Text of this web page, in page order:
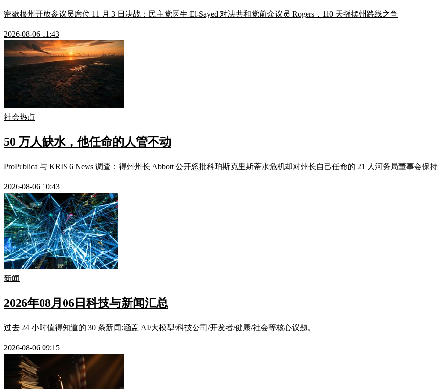
密歇根州开放参议员席位 11 月 3 日决战：民主党医生 El-Sayed 对决共和党前众议员 Rogers，110 天摇摆州路线之争
2026-08-06 11:43
社会热点
50 万人缺水，他任命的人管不动
ProPublica 与 KRIS 6 News 调查：得州州长 Abbott 公开怒批科珀斯克里斯蒂水危机却对州长自己任命的 21 人河务局董事会保
2026-08-06 10:43
新闻
2026年08月06日科技与新闻汇总
过去 24 小时值得知道的 30 条新闻:涵盖 AI/大模型/科技公司/开发者/健康/社会等核心议题。
2026-08-06 09:15